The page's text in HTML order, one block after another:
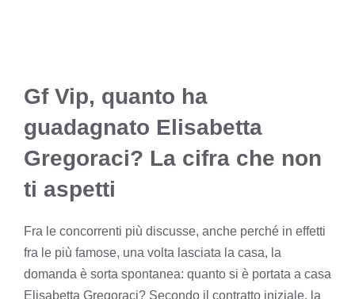
Gf Vip, quanto ha
guadagnato Elisabetta
Gregoraci? La cifra che non
ti aspetti
Fra le concorrenti più discusse, anche perché in effetti
fra le più famose, una volta lasciata la casa, la
domanda è sorta spontanea: quanto si è portata a casa
Elisabetta Gregoraci? Secondo il contratto iniziale, la